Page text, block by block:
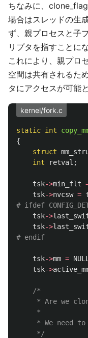
ちなみに、
場合はスレッドの生
ず、親プロセスと子
リプタを指すことに
これにより、親プロ
空間は共有されるた
タにアクセスが可能
kernel/fork.c
static int
{
struct
int
retval ;
tsk->min_flt
tsk->nvcsw =
tsk->
tsk->
tsk->mm = NULL
tsk->
/*
	 */